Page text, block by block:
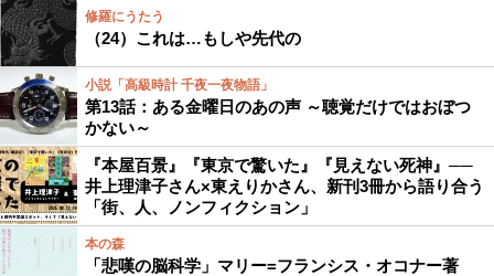
修羅にうたう
（24）これは…もしや先代の
小説「高級時計 千夜一夜物語」
第13話：ある金曜日のあの声 ～聴覚だけではおぼつ
かない～
『本屋百景』『東京で驚いた』『見えない死神』──
井上理津子さん×東えりかさん、新刊3冊から語り合う
「街、人、ノンフィクション」
本の森
「悲嘆の脳科学」マリー=フランシス・オコナー著